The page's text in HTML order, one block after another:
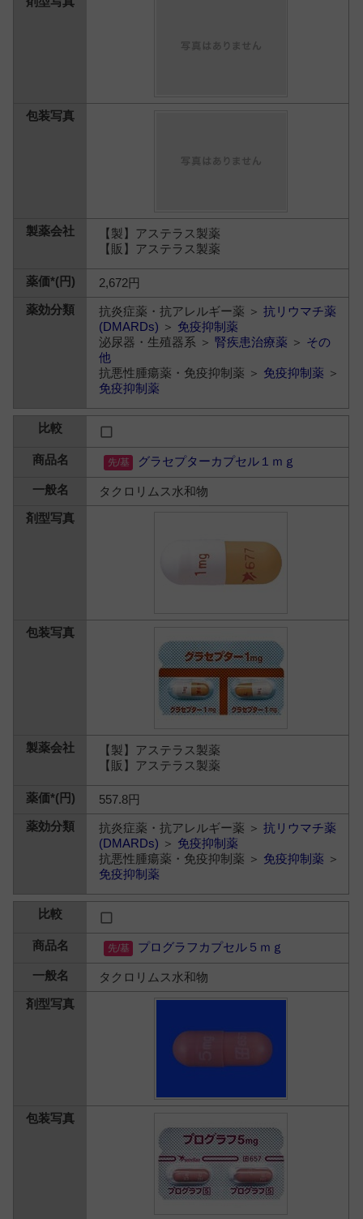
【製】アステラス製薬
【販】アステラス製薬
2,672円
抗炎症薬・抗アレルギー薬 ＞抗リウマチ薬
(DMARDs) ＞ 免疫抑制薬
泌尿器・生殖器系 ＞腎疾患治療薬 ＞ その
他
抗悪性腫瘍薬・免疫抑制薬 ＞ 免疫抑制薬 ＞
免疫抑制薬
グラセプターカプセル１ｍｇ
タクロリムス水和物
【製】アステラス製薬
【販】アステラス製薬
557.8円
抗炎症薬・抗アレルギー薬 ＞抗リウマチ薬
(DMARDs) ＞ 免疫抑制薬
抗悪性腫瘍薬・免疫抑制薬 ＞ 免疫抑制薬 ＞
免疫抑制薬
プログラフカプセル５ｍｇ
タクロリムス水和物